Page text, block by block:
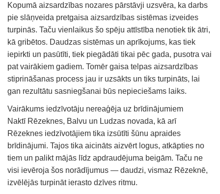
Kopumā aizsardzības nozares pārstāvji uzsvēra, ka darbs
pie slāņveida pretgaisa aizsardzības sistēmas izveides
turpinās. Taču vienlaikus šo spēju attīstība nenotiek tik ātri,
kā gribētos. Daudzas sistēmas un aprīkojums, kas tiek
iepirkti un pasūtīti, tiek piegādāti tikai pēc gada, pusotra vai
pat vairākiem gadiem. Tomēr gaisa telpas aizsardzības
stiprināšanas process jau ir uzsākts un tiks turpināts, lai
gan rezultātu sasniegšanai būs nepieciešams laiks.
Vairākums iedzīvotāju nereaģēja uz brīdinājumiem
Naktī Rēzeknes, Balvu un Ludzas novada, kā arī
Rēzeknes iedzīvotājiem tika izsūtīti šūnu apraides
brīdinājumi. Tajos tika aicināts aizvērt logus, atkāpties no
tiem un palikt mājās līdz apdraudējuma beigām. Taču ne
visi ievēroja šos norādījumus — daudzi, vismaz Rēzeknē,
izvēlējās turpināt ierasto dzīves ritmu.